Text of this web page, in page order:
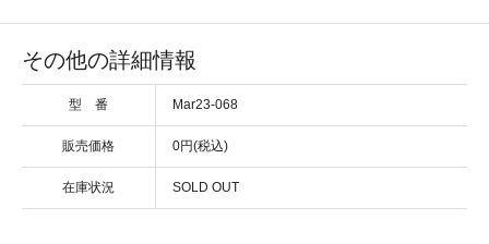
その他の詳細情報
型 番 Mar23-068
販売価格 0円(税込)
在庫状況 SOLD OUT